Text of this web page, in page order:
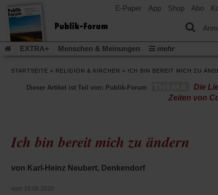
E-Paper App Shop Abo
EXTRA+ Menschen & Meinungen
mehr
EXTRA
Edition Dossier Weisheitsletter
Spiritletter
in
einem
Tab)
in
einem
Gleichberechtigung
Künstliche Intelligenz(Öffnet
Was gibt
in
Flucht und Migration
Video-Podcast »Veranstaltungen«
Podcast »Veranstaltungen«
STARTSEITE » RELIGION & KIRCHEN » ICH BIN BEREIT MICH ZU
Dieser Artikel ist Teil von: Publik-Forum
Die
Zeiten von
Ich bin bereit mich zu ändern
von Karl-Heinz Neubert, Denkendorf
vom 10.06.2020